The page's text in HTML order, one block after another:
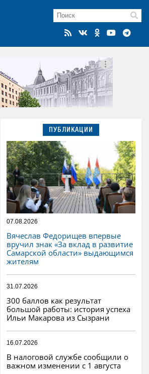
ПУБЛИКАЦИИ
07.08.2026
Вячеслав Федорищев впервые
вручил знак «За вклад в развитие
Самарской области» выдающимся
жителям
31.07.2026
300 баллов как результат
большой работы: история успеха
Ильи Макарова из Сызрани
16.07.2026
В налоговой службе сообщили о
важном изменении с 1 августа